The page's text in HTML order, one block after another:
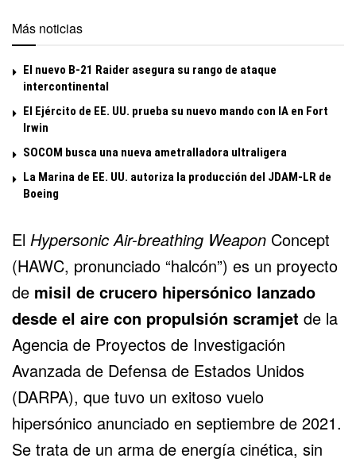
Más noticias
El nuevo B-21 Raider asegura su rango de ataque
intercontinental
El Ejército de EE. UU. prueba su nuevo mando con IA en Fort
Irwin
SOCOM busca una nueva ametralladora ultraligera
La Marina de EE. UU. autoriza la producción del JDAM-LR de
Boeing
El Hypersonic Air-breathing Weapon Concept
(HAWC, pronunciado “halcón”) es un proyecto
de misil de crucero hipersónico lanzado
desde el aire con propulsión scramjet de la
Agencia de Proyectos de Investigación
Avanzada de Defensa de Estados Unidos
(DARPA), que tuvo un exitoso vuelo
hipersónico anunciado en septiembre de 2021.
Se trata de un arma de energía cinética, sin